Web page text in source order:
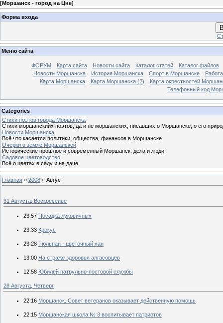
[Моршанск - город на Цне]
Форма входа
Меню сайта
ФОРУМ Карта сайта Новости сайта Каталог статей
Каталог файлов
Новости Моршанска
История Моршанска Спорт в Моршанске
Карта Моршанска
Карта Моршанска (2)
Карта окрестностей
Телефонный код
Categories
Стихи поэтов города Моршанска
Стихи моршанскийх поэтов, да и не моршанских, писавших о Моршанске, о его
Новости Моршанска
Всё что касается политики, общества, финансов в Моршанске
Очерки о земле Моршанской
Исторические прошлое и современный Моршанск. дела и люди.
Садовое цветоводство
Всё о цветах в саду и на даче
Главная » 2008 » Август
31 Августа, Воскресенье
23:57 Посадка луковичных
23:33 Крокус
23:28 Тюльпан - цветочный хан
13:00 На страже здоровья алгасовцев
12:58 Юбилей патрульно-постовой службы
28 Августа, Четверг
22:16 Моршанск. Совет ветеранов оказывает действенную помощь
22:15 Моршанская школа № 3 воспитывает патриотов